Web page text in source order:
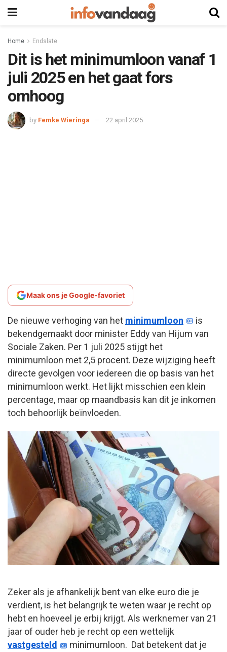
Home Endslate
Dit is het minimumloon vanaf 1
juli 2025 en het gaat fors
omhoog
by Femke Wieringa 22 april 2025
Maak ons je Google-favoriet
De nieuwe verhoging van het minimumloon
is
bekendgemaakt door minister Eddy van Hijum van
Sociale Zaken. Per 1 juli 2025 stijgt het
minimumloon met 2,5 procent. Deze wijziging heeft
directe gevolgen voor iedereen die op basis van het
minimumloon werkt. Het lijkt misschien een klein
percentage, maar op maandbasis kan dit je inkomen
toch behoorlijk beïnvloeden.
Zeker als je afhankelijk bent van elke euro die je
verdient, is het belangrijk te weten waar je recht op
hebt en hoeveel je erbij krijgt. Als werknemer van 21
jaar of ouder heb je recht op een wettelijk
vastgesteld
minimumloon. Dat betekent dat je